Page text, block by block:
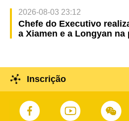
2026-08-03 23:12
Chefe do Executivo
a Xiamen e a Longyan
Inscrição